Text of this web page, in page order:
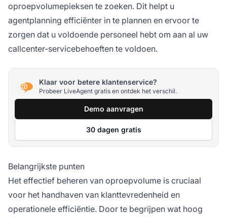
oproepvolumepieksen te zoeken. Dit helpt u
agentplanning efficiënter in te plannen en ervoor te
zorgen dat u voldoende personeel hebt om aan al uw
callcenter-servicebehoeften te voldoen.
Klaar voor betere klantenservice?
Probeer LiveAgent gratis en ontdek het verschil.
Demo aanvragen
30 dagen gratis
Belangrijkste punten
Het effectief beheren van oproepvolume is cruciaal
voor het handhaven van klanttevredenheid en
operationele efficiëntie. Door te begrijpen wat hoog